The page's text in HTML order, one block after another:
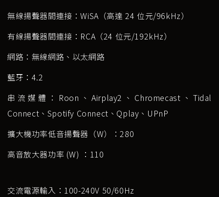
無線揚聲器間連接：WiSA（高達 24 位元/96kHz）
有線揚聲器間連接：RCA（24 位元/192kHz）
網路：無線網路、以太網路
藍牙：4.2
串流媒體：Roon、Airplay2、Chromecast、Tidal
Connect、Spotify Connect、Qplay、UPnP
擴大機功率低音揚聲器（W）：280
高音放大器功率 (W) ：110
交流電源輸入：100-240V 50/60Hz